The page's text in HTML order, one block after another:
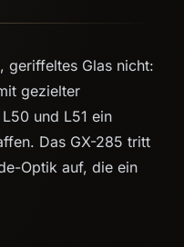
geriffeltes Glas nicht:
gezielter
und L51 ein
Das GX-285 tritt
Optik auf, die ein